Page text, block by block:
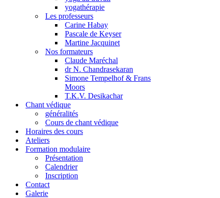
yogathérapie
Les professeurs
Carine Habay
Pascale de Keyser
Martine Jacquinet
Nos formateurs
Claude Maréchal
dr N. Chandrasekaran
Simone Tempelhof & Frans
Moors
T.K.V. Desikachar
Chant védique
généralités
Cours de chant védique
Horaires des cours
Ateliers
Formation modulaire
Présentation
Calendrier
Inscription
Contact
Galerie